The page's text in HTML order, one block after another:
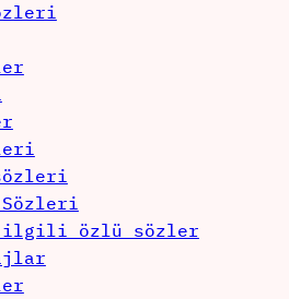
Sözleri
ilgili özlü sözler